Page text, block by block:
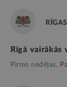
Rīgā vairākās
Pirms nedēļas,